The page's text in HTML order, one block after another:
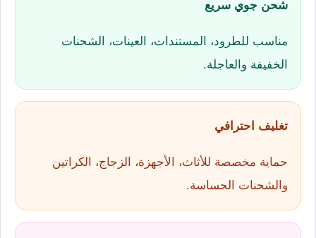
شحن جوي سريع
مناسب للطرود، المستندات، العينات، الشحنات
الخفيفة والعاجلة.
تغليف احترافي
حماية مخصصة للأثاث، الأجهزة، الزجاج، الكراتين
والشحنات الحساسة.